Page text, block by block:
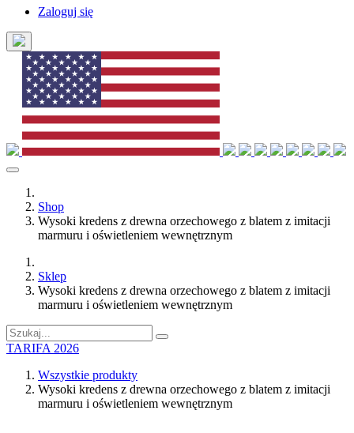
Zaloguj się
Shop
Wysoki kredens z drewna orzechowego z blatem z imitacji
marmuru i oświetleniem wewnętrznym
Sklep
Wysoki kredens z drewna orzechowego z blatem z imitacji
marmuru i oświetleniem wewnętrznym
TARIFA 2026
Wszystkie produkty
Wysoki kredens z drewna orzechowego z blatem z imitacji
marmuru i oświetleniem wewnętrznym